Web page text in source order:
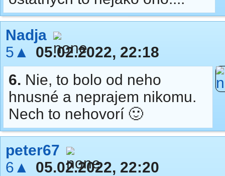
Nadja
5▲
05.02.2022, 22:18
6. Nie, to bolo od neho
hnusné a neprajem nikomu.
Nech to nehovorí 🙂
peter67
6▲
05.02.2022, 22:20